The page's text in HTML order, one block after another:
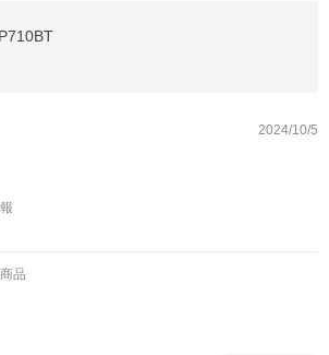
2024/10/5
品